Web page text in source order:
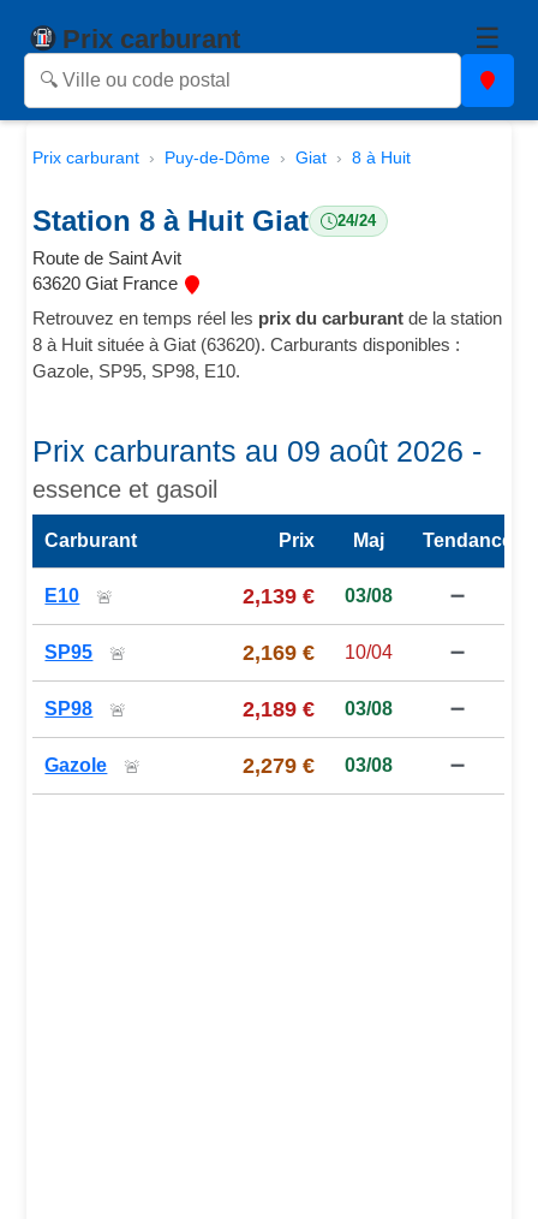
Prix carburant ☰
Prix carburant Puy-de-Dôme Giat 8 à Huit
Station 8 à Huit Giat 24/24
Route de Saint Avit
63620 Giat France
Retrouvez en temps réel les prix du carburant de la station
8 à Huit située à Giat (63620). Carburants disponibles :
Gazole, SP95, SP98, E10.
Prix carburants au 09 août 2026 -
essence et gasoil
Carburant Prix Maj Tendance
E10 🚨 2,139 € 03/08 ➖
SP95 🚨 2,169 € 10/04 ➖
SP98 🚨 2,189 € 03/08 ➖
Gazole 🚨 2,279 € 03/08 ➖